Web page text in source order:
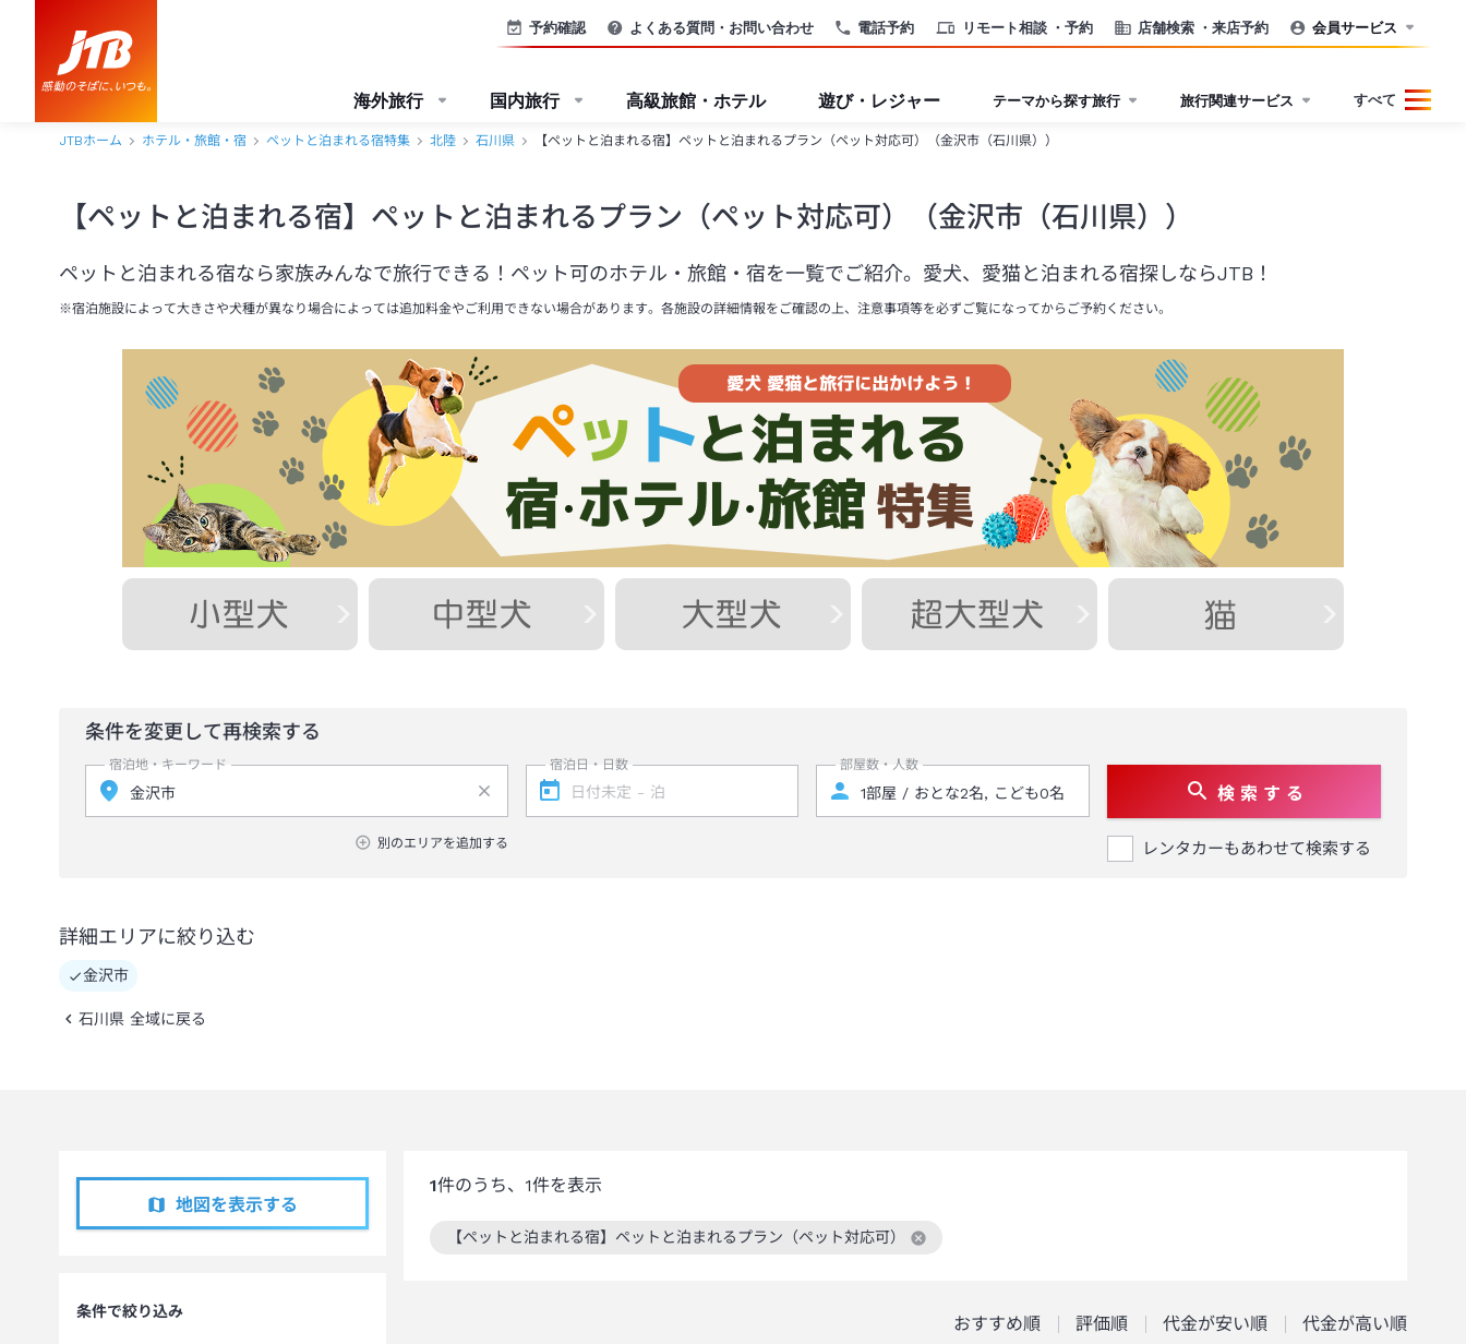
電話予約 リモート相談 ・予約 店舗検索 ・来店予約
予約確認 よくある質問・お問い合わせ 会員サービス
海外旅行 国内旅行 高級旅館・ホテル 遊び・レジャー テーマから探す旅行 旅行関連サービス すべて
JTBホーム ホテル・旅館・宿 ペットと泊まれる宿特集 北陸 石川県 【ペットと泊まれる宿】ペットと泊まれるプラン（ペット対応可）（金沢市（石川県））
【ペットと泊まれる宿】ペットと泊まれるプラン（ペット対応可）（金沢市（石川県））
ペットと泊まれる宿なら家族みんなで旅行できる！ペット可のホテル・旅館・宿を一覧でご紹介。愛犬、愛猫と泊まれる宿探しならJTB！
※宿泊施設によって大きさや犬種が異なり場合によっては追加料金やご利用できない場合があります。各施設の詳細情報をご確認の上、注意事項等を必ずご覧になってからご予約ください。
条件を変更して再検索する
宿泊地・キーワード
別のエリアを追加する
宿泊日・日数 部屋数・人数
検 索 す る
レンタカーもあわせて検索する
詳細エリアに絞り込む
金沢市
石川県 全域に戻る
地図を表示する
条件で絞り込み
1件のうち、 1件を表示
【ペットと泊まれる宿】ペットと泊まれるプラン（ペット対応可）
この絞り込み条件を解除
おすすめ順 評価順 代金が安い順 代金が高い順